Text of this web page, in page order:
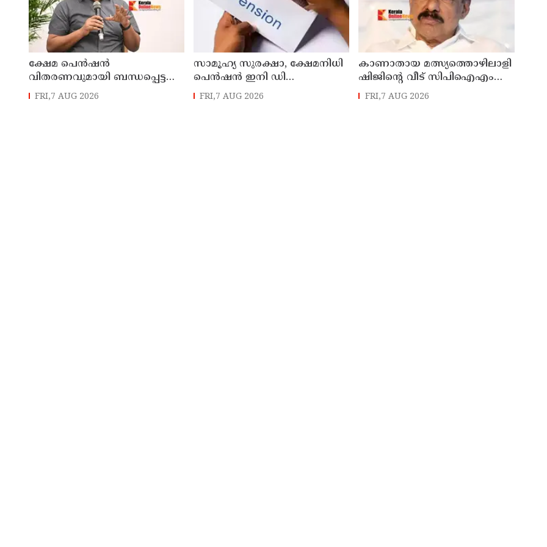
ക്ഷേമ പെൻഷൻ
വിതരണവുമായി ബന്ധപ്പെട്ട
പുതിയ ഉത്തരവ്
ലക്ഷക്കണക്കിന്
FRI,7 AUG 2026
സാമൂഹ്യ സുരക്ഷാ, ക്ഷേമനിധി
പെൻഷൻ ഇനി ഡി
ബിടിയിലൂടെ നൽകും
FRI,7 AUG 2026
കാണാതായ മത്സ്യത്തൊഴിലാളി
ഷിജിന്റെ വീട് സിപിഐഎം
സംസ്ഥാന സെക്രട്ടറി എം.വി.
ഗോവിന്ദൻ സന്ദർശിച്ചു
FRI,7 AUG 2026